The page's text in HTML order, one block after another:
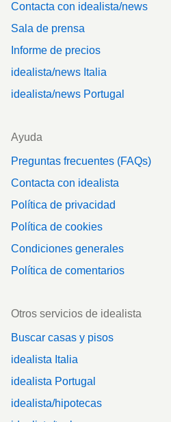
Contacta con idealista/news
Sala de prensa
Informe de precios
idealista/news Italia
idealista/news Portugal
Ayuda
Preguntas frecuentes (FAQs)
Contacta con idealista
Política de privacidad
Política de cookies
Condiciones generales
Política de comentarios
Otros servicios de idealista
Buscar casas y pisos
idealista Italia
idealista Portugal
idealista/hipotecas